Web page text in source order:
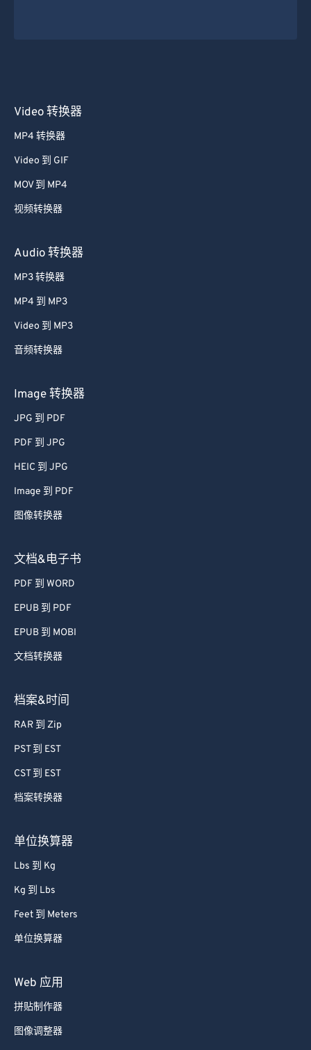
Video 转换器
MP4 转换器
Video 到 GIF
MOV 到 MP4
视频转换器
Audio 转换器
MP3 转换器
MP4 到 MP3
Video 到 MP3
音频转换器
Image 转换器
JPG 到 PDF
PDF 到 JPG
HEIC 到 JPG
Image 到 PDF
图像转换器
文档&电子书
PDF 到 WORD
EPUB 到 PDF
EPUB 到 MOBI
文档转换器
档案&时间
RAR 到 Zip
PST 到 EST
CST 到 EST
档案转换器
单位换算器
Lbs 到 Kg
Kg 到 Lbs
Feet 到 Meters
单位换算器
Web 应用
拼贴制作器
图像调整器